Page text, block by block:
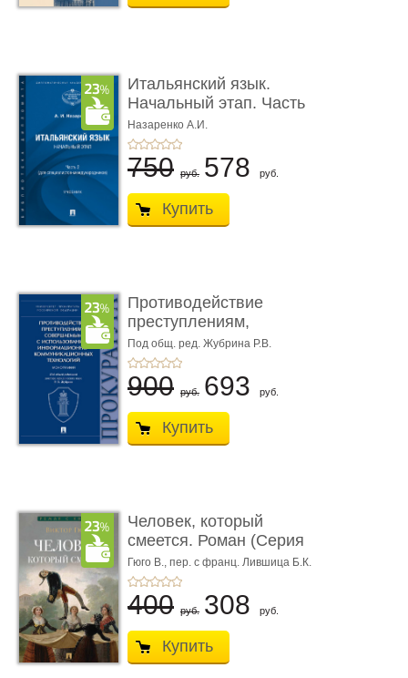
Итальянский язык.
Начальный этап. Часть
2. Учеб� ...
Назаренко А.И.
750 руб. 578 руб.
Купить
Противодействие
преступлениям,
совершаемым с ...
Под общ. ред. Жубрина Р.В.
900 руб. 693 руб.
Купить
Человек, который
смеется. Роман (Серия
«Роман с ...
Гюго В., пер. с франц. Лившица Б.К.
400 руб. 308 руб.
Купить